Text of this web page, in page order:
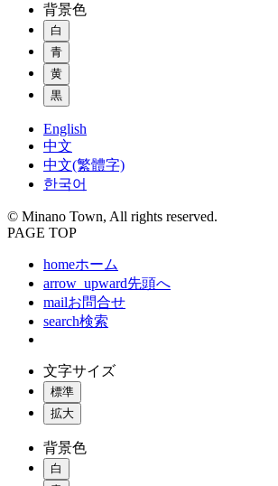
背景色
白
青
黄
黒
English
中文
中文(繁體字)
한국어
© Minano Town, All rights reserved.
PAGE TOP
homeホーム
arrow_upward先頭へ
mailお問合せ
search検索
文字サイズ
標準
拡大
背景色
白